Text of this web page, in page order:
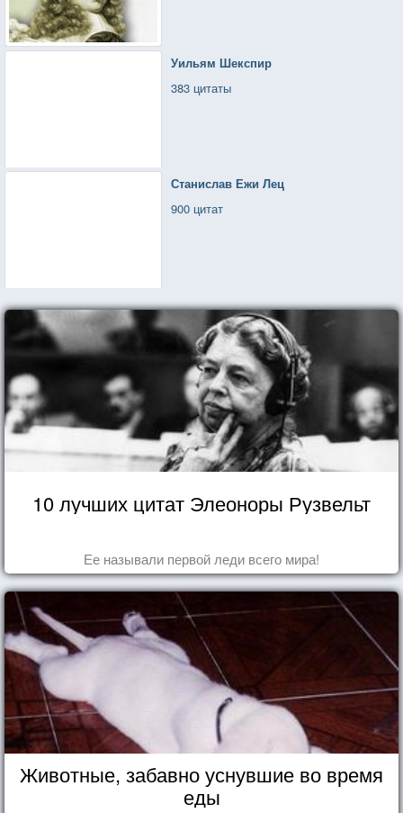
Уильям Шекспир
383 цитаты
Станислав Ежи Лец
900 цитат
10 лучших цитат Элеоноры Рузвельт
Ее называли первой леди всего мира!
Животные, забавно уснувшие во время
еды